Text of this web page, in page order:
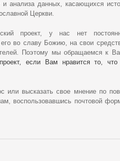
и анализа данных, касающихся
Церкви.
проект, у нас нет
во славу Божию, на свои
Поэтому мы обращаемся к
если Вам нравится то,
или высказать свое мнение по
воспользовавшись почтовой